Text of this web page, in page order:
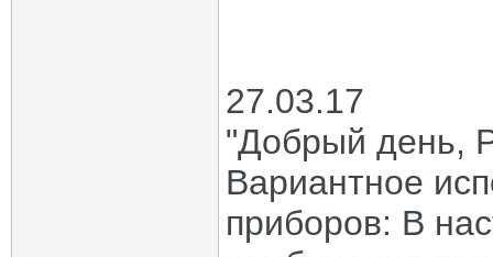
27.03.17
"Добрый день,
Вариантное
приборов: В